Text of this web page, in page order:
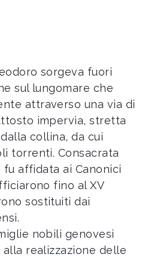
sorgeva fuori
sul lungomare che
attraverso una via di
impervia, stretta
collina, da cui
torrenti. Consacrata
fu affidata ai Canonici
fino al XV
sostituiti dai
nobili genovesi
realizzazione delle